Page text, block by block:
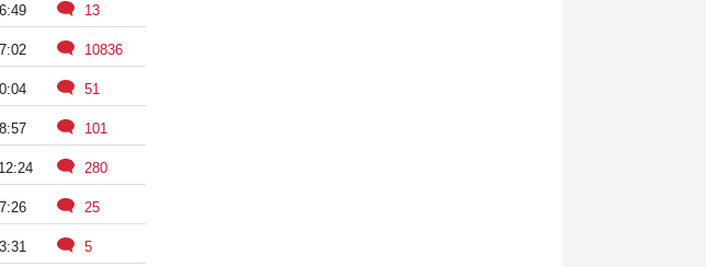
13
10836
51
101
280
25
5